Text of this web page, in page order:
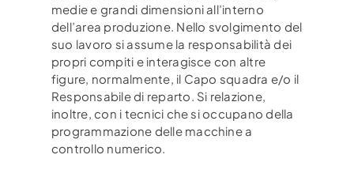
medie e grandi dimensioni all’interno
dell’area produzione. Nello svolgimento del
suo lavoro si assume la responsabilità dei
propri compiti e interagisce con altre
figure, normalmente, il Capo squadra e/o il
Responsabile di reparto. Si relazione,
inoltre, con i tecnici che si occupano della
programmazione delle macchine a
controllo numerico.